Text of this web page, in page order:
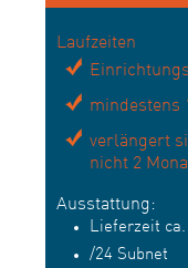
Laufzeiten
mindestens
verlängert
nicht 2
Ausstattung:
Lieferzeit ca.
/24 Subnet